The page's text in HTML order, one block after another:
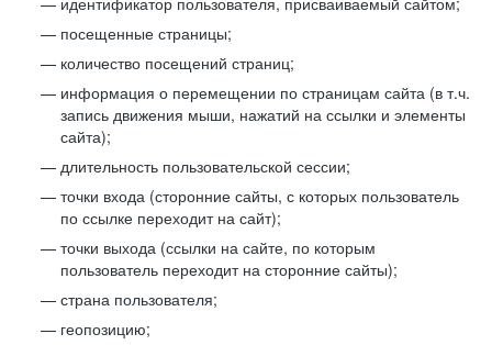
посещенные страницы;
количество посещений страниц;
информация о перемещении по страницам сайта (в т.ч.
запись движения мыши, нажатий на ссылки и элементы
сайта);
длительность пользовательской сессии;
точки входа (сторонние сайты, с которых пользователь
по ссылке переходит на сайт);
точки выхода (ссылки на сайте, по которым
пользователь переходит на сторонние сайты);
страна пользователя;
геопозицию;